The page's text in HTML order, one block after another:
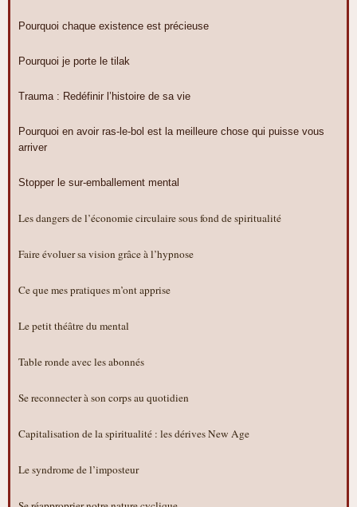
Pourquoi chaque existence est précieuse
Pourquoi je porte le tilak
Trauma : Redéfinir l’histoire de sa vie
Pourquoi en avoir ras-le-bol est la meilleure chose qui puisse vous
arriver
Stopper le sur-emballement mental
Les dangers de l’économie circulaire sous fond de spiritualité
Faire évoluer sa vision grâce à l’hypnose
Ce que mes pratiques m’ont apprise
Le petit théâtre du mental
Table ronde avec les abonnés
Se reconnecter à son corps au quotidien
Capitalisation de la spiritualité : les dérives New Age
Le syndrome de l’imposteur